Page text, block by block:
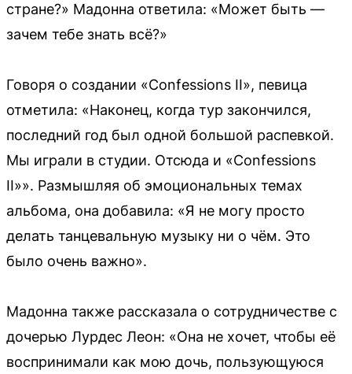
стране?» Мадонна ответила: «Может быть —
зачем тебе знать всё?»
Говоря о создании «Confessions II», певица
отметила: «Наконец, когда тур закончился,
последний год был одной большой распевкой.
Мы играли в студии. Отсюда и «Confessions
II»». Размышляя об эмоциональных темах
альбома, она добавила: «Я не могу просто
делать танцевальную музыку ни о чём. Это
было очень важно».
Мадонна также рассказала о сотрудничестве с
дочерью Лурдес Леон: «Она не хочет, чтобы её
воспринимали как мою дочь, пользующуюся